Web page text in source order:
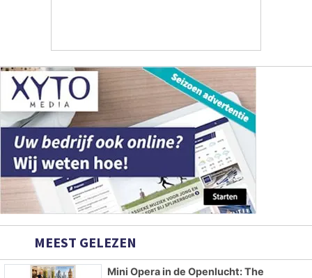
MEEST GELEZEN
Mini Opera in de Openlucht: The